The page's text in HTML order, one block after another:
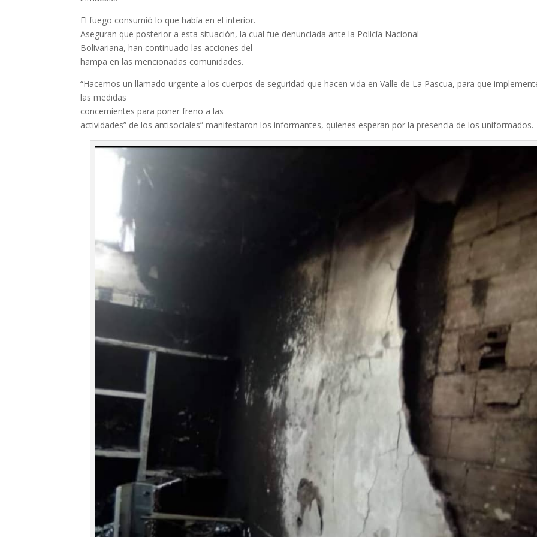
El fuego consumió lo que había en el interior.
Aseguran que posterior a esta situación, la cual fue denunciada ante la Policía Nacional
Bolivariana, han continuado las acciones del
hampa en las mencionadas comunidades.
“Hacemos un llamado urgente a los cuerpos de seguridad que hacen vida en Valle de La Pascua, para que
las medidas
concernientes para poner freno a las
actividades” de los antisociales” manifestaron los informantes, quienes esperan por la presencia de los uniformados.